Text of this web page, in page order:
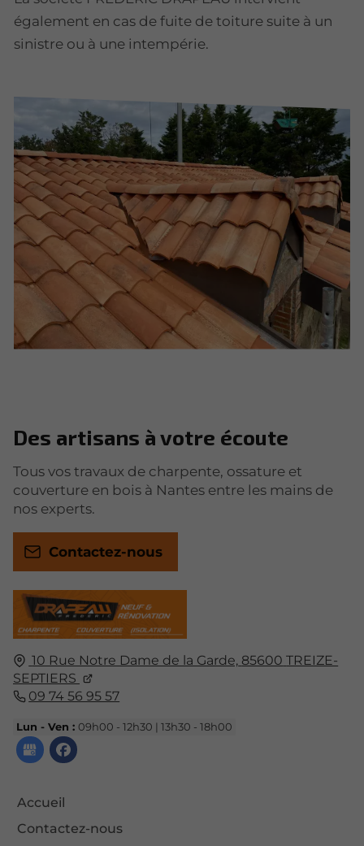
également en cas de fuite de toiture suite à un
sinistre ou à une intempérie.
10 Rue Notre Dame de la Garde, 85600 TREIZE-
SEPTIERS
09 74 56 95 57
Lun - Ven : 09h00 - 12h30 | 13h30 - 18h00
Accueil
Contactez-nous
Des artisans à votre écoute
Tous vos travaux de charpente, ossature et
couverture en bois à Nantes entre les mains de
nos experts.
Contactez-nous